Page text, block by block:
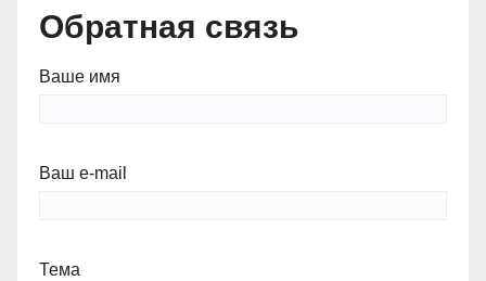
Обратная связь
Ваше имя
Ваш e-mail
Тема